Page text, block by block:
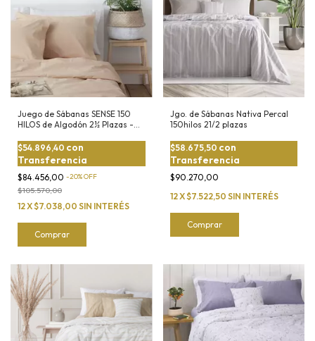
Juego de Sábanas SENSE 150
HILOS de Algodón 2½ Plazas -
$84.456,00 -20%OFF
$105.570,00
$54.896,40 con
Transferencia
12X$7.038,00 SIN INTERÉS
Comprar
Jgo. de Sábanas Nativa Percal
150hilos 21/2 plazas
$90.270,00
$58.675,50 con
Transferencia
12X$7.522,50 SIN INTERÉS
Comprar